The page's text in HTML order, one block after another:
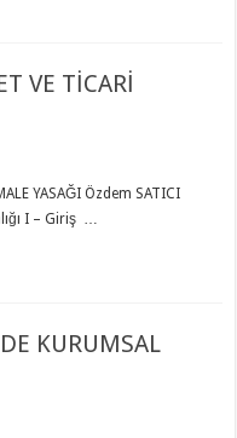
VE TİCARİ
YASAĞI Özdem SATICI
I – Giriş …
KURUMSAL